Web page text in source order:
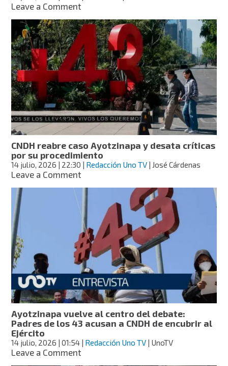
Leave a Commenton
de
CNDH
acusa
“injerencia”
de
Estados
Unidos
en
caso
Ayotzinapa
CNDH reabre caso Ayotzinapa y desata críticas
por su procedimiento
14 julio, 2026 | 22:30 | Redacción Uno TV | José Cárdenas
Leave a Commenton
caso
Ayotzinapa
y
desata
críticas
por
su
procedimiento
Ayotzinapa vuelve al centro del debate:
Padres de los 43 acusan a CNDH de encubrir al
Ejército
14 julio, 2026 | 01:54 | Redacción Uno TV | UnoTV
Leave a Commenton